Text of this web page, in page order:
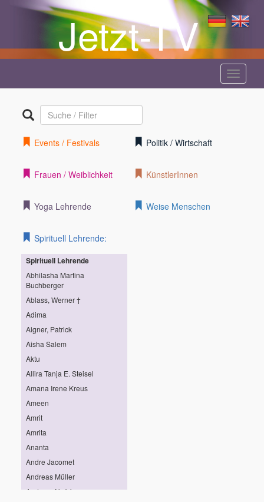
Jetzt-TV
Menü
Events / Festivals Politik / Wirtschaft
Frauen / Weiblichkeit KünstlerInnen
Yoga Lehrende Weise Menschen
Spirituell Lehrende:
Spirituell Lehrende
Abhilasha Martina
Buchberger
Ablass, Werner †
Adima
Aigner, Patrick
Aisha Salem
Aktu
Allira Tanja E. Steisel
Amana Irene Kreus
Ameen
Amrit
Amrita
Ananta
Andre Jacomet
Andreas Müller
Andreas Nothing